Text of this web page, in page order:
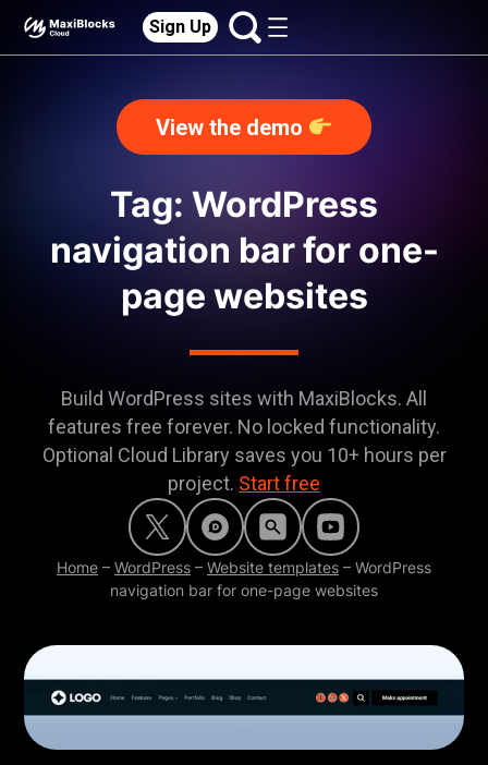
Sign Up
View the demo
Tag: WordPress
navigation bar for one-
page websites
Build WordPress sites with MaxiBlocks. All
features free forever. No locked functionality.
Optional Cloud Library saves you 10+ hours per
project. Start free
Home – WordPress – Website templates – WordPress
navigation bar for one-page websites